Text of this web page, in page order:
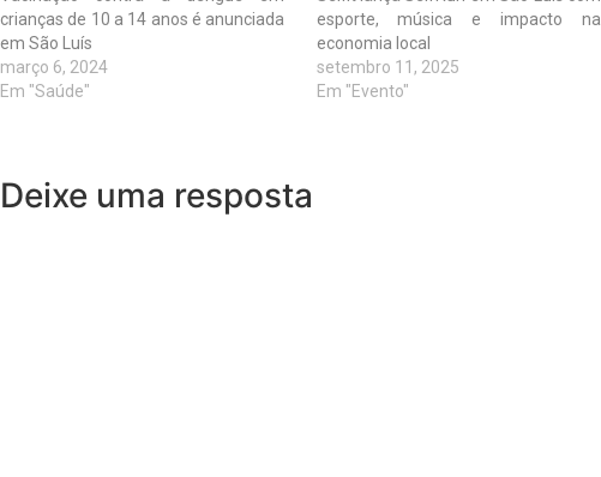
crianças de 10 a 14 anos é anunciada
em São Luís
março 6, 2024
Em "Saúde"
esporte, música e impacto na
economia local
setembro 11, 2025
Em "Evento"
Deixe uma resposta